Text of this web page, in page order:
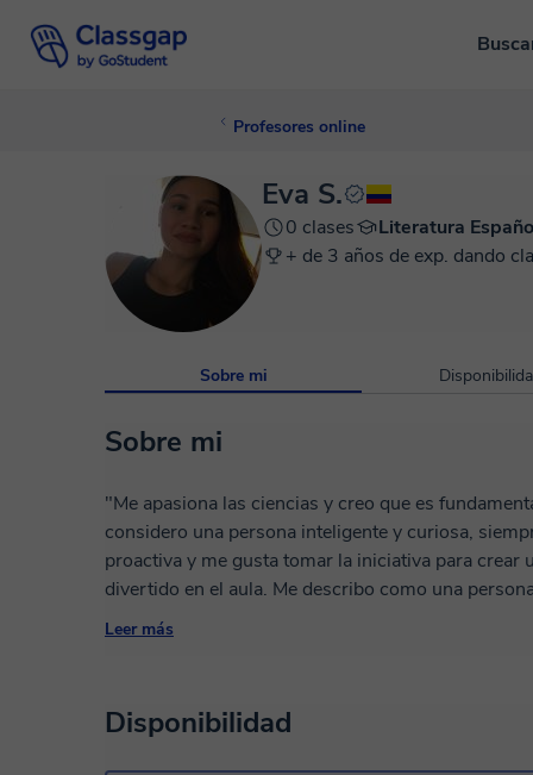
Profesores online
Eva S.
0 clases
Literatura
+ de 3 años de exp. dando
Sobre mi
Sobre mi
"Me apasiona las ciencias y creo que es
considero una persona inteligente y curiosa,
proactiva y me gusta tomar la iniciativa para crear
divertido en el aula. Me describo como una
relaciones positivas con mis estudiantes y
soy una guía y un apoyo para mis estudiantes, y
Leer más
Disponibilidad